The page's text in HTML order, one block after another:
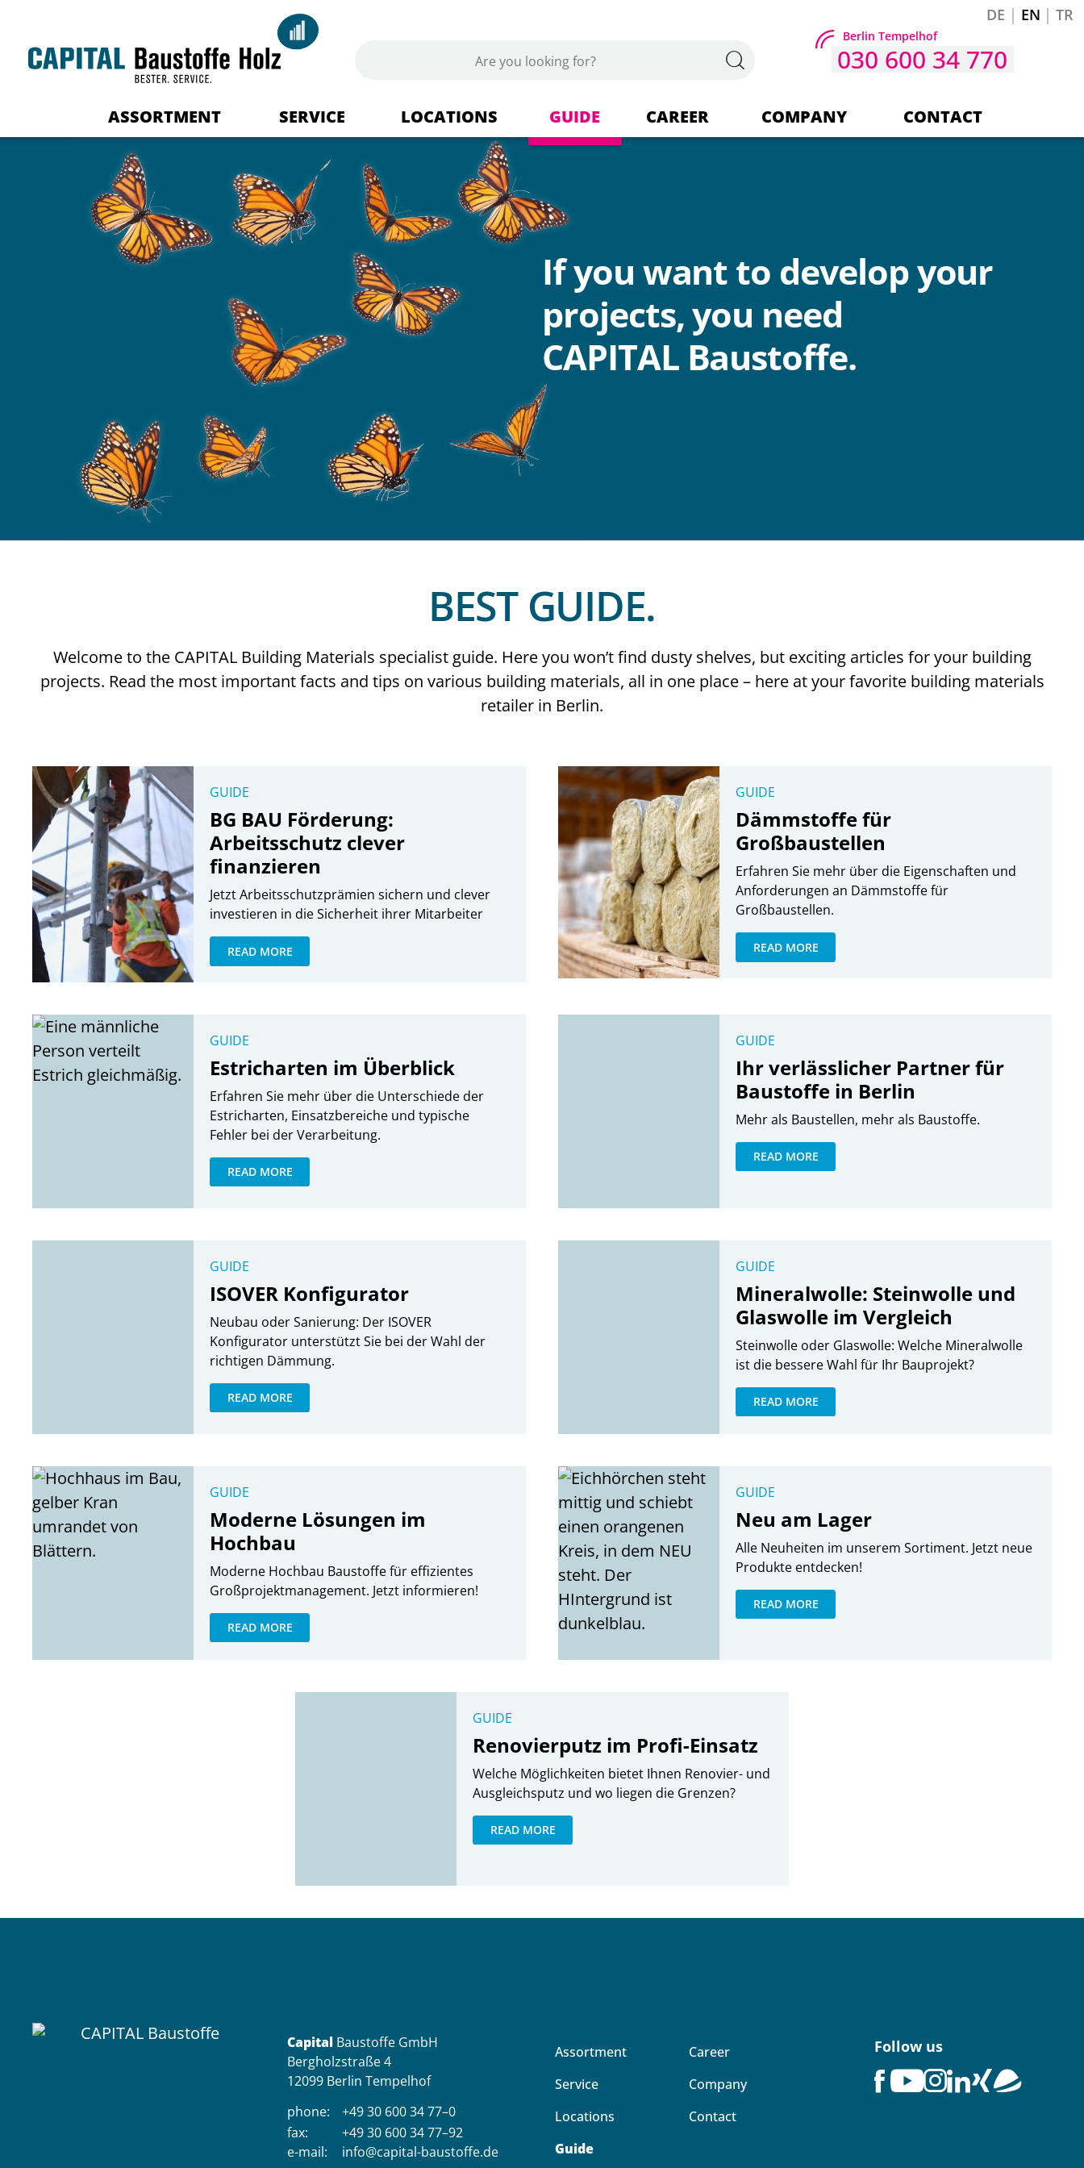
DE EN TR
Berlin Tempelhof
030 600 34 770
ASSORTMENT SERVICE
Your advisors
Delivery Logistics
LOCATIONS
Berlin Tempelhof
Building materials + Market
Dallgow-Döberitz
Wood + Wood products
GUIDE CAREER COMPANY CONTACT
If you want to develop your
projects, you need
CAPITAL Baustoffe.
BEST GUIDE.
Welcome to the CAPITAL Building Materials specialist guide. Here you won’t find dusty shelves, but exciting articles for your building
projects. Read the most important facts and tips on various building materials, all in one place – here at your favorite building materials
retailer in Berlin.
GUIDE
BG BAU Förderung:
Arbeitsschutz clever
finanzieren
Jetzt Arbeitsschutzprämien sichern und clever
investieren in die Sicherheit ihrer Mitarbeiter
READ MORE
GUIDE
Dämmstoffe für
Großbaustellen
Erfahren Sie mehr über die Eigenschaften und
Anforderungen an Dämmstoffe für
Großbaustellen.
READ MORE
GUIDE
Estricharten im Überblick
Erfahren Sie mehr über die Unterschiede der
Estricharten, Einsatzbereiche und typische
Fehler bei der Verarbeitung.
READ MORE
GUIDE
Ihr verlässlicher Partner für
Baustoffe in Berlin
Mehr als Baustellen, mehr als Baustoffe.
READ MORE
GUIDE
ISOVER Konfigurator
Neubau oder Sanierung: Der ISOVER
Konfigurator unterstützt Sie bei der Wahl der
richtigen Dämmung.
READ MORE
GUIDE
Mineralwolle: Steinwolle und
Glaswolle im Vergleich
Steinwolle oder Glaswolle: Welche Mineralwolle
ist die bessere Wahl für Ihr Bauprojekt?
READ MORE
GUIDE
Moderne Lösungen im
Hochbau
Moderne Hochbau Baustoffe für effizientes
Großprojektmanagement. Jetzt informieren!
READ MORE
GUIDE
Neu am Lager
Alle Neuheiten im unserem Sortiment. Jetzt neue
Produkte entdecken!
READ MORE
GUIDE
Renovierputz im Profi-Einsatz
Welche Möglichkeiten bietet Ihnen Renovier- und
Ausgleichsputz und wo liegen die Grenzen?
READ MORE
Capital Baustoffe GmbH
Bergholzstraße 4
12099 Berlin Tempelhof
phone:
+49 30 600 34 77–0
fax:
+49 30 600 34 77–92
e-mail:
info@capital-baustoffe.de
Assortment
Service
Locations
Guide
Career
Company
Contact
Follow us